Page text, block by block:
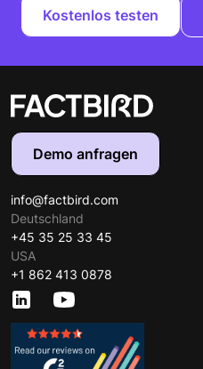
Kostenlos testen
Demo anfragen
info@factbird.com
Deutschland
+45 35 25 33 45
USA
+1 862 413 0878